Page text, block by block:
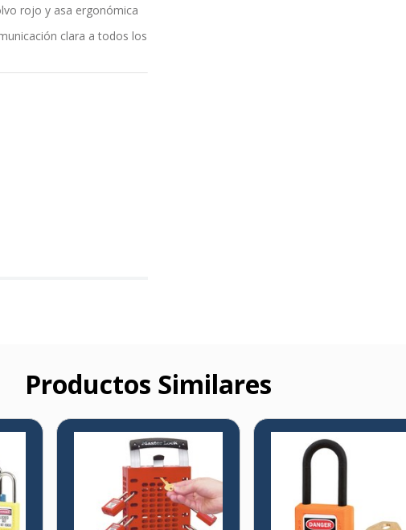
rojo y asa ergonómica
clara a todos los
Productos Similares